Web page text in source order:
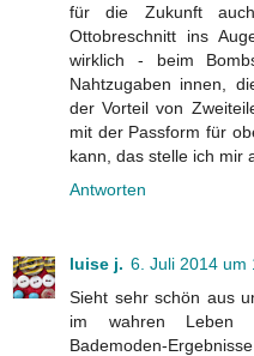
für die Zukunft
Ottobreschnitt ins
wirklich - beim
Nahtzugaben innen,
der Vorteil von
mit der Passform für
kann, das stelle ich mir
Antworten
luise j. 6. Juli 2014 um
Sieht sehr schön aus
im wahren Leben
Bademoden-